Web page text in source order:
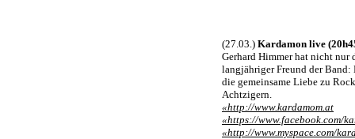
(27.03.) Kardamon live
Gerhard Himmer hat nicht nur
langjähriger Freund der
die gemeinsame Liebe zu
Achtzigern.
«http://www.kardamom.at
«https://www.facebook.com/
«http://www.myspace.com/